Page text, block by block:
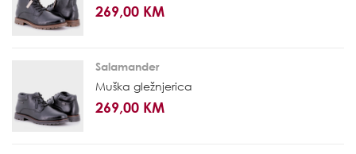
269,00 KM
Salamander
Muška gležnjerica
269,00 KM